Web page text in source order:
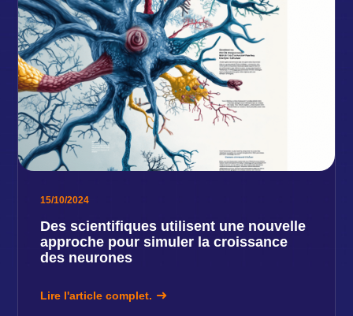
15/10/2024
Des scientifiques utilisent une nouvelle
approche pour simuler la croissance
des neurones
Lire l'article complet.